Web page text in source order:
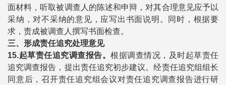
面材料，听取被调查人的陈述和申辩，对其合理意见应予以
采纳，对不采纳的意见，应写出书面说明。同时，根据要
求，责成被调查人撰写书面检查。
三、形成责任追究处理意见
15.起草责任追究调查报告。 根据调查情况，及时起草责任
追究调查报告，提出责任追究初步建议。经责任追究组组长
同意后，召开责任追究组会议对责任追究调查报告进行研